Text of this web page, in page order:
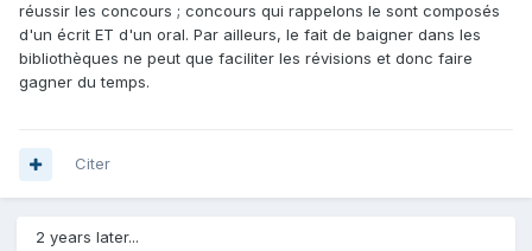
réussir les concours ; concours qui rappelons le sont composés
d'un écrit ET d'un oral. Par ailleurs, le fait de baigner dans les
bibliothèques ne peut que faciliter les révisions et donc faire
gagner du temps.
Citer
2 years later...